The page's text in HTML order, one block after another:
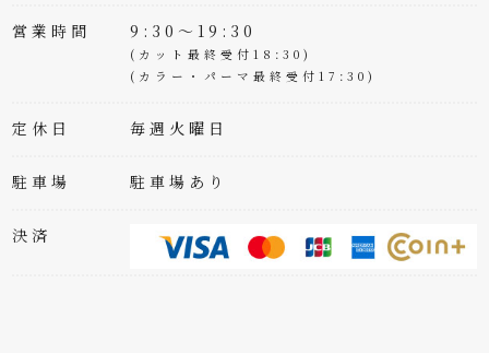
営業時間 9:30～19:30
(カット最終受付18:30)
(カラー・パーマ最終受付17:30)
定休日 毎週火曜日
駐車場 駐車場あり
決済